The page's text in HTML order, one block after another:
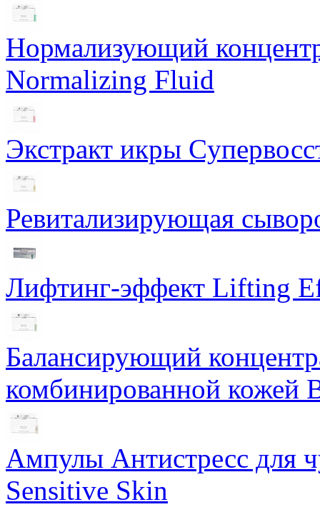
Нормализующий
Normalizing Fluid
Экстракт икры
Ревитализирующая
Лифтинг-эффект Lifting
Балансирующий
комбинированной кожей
Ампулы Антистресс для
Sensitive Skin